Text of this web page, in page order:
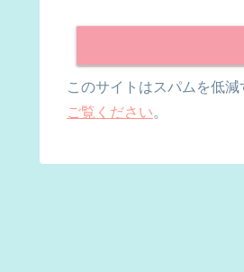
このサイトはスパムを低減
ご覧ください。